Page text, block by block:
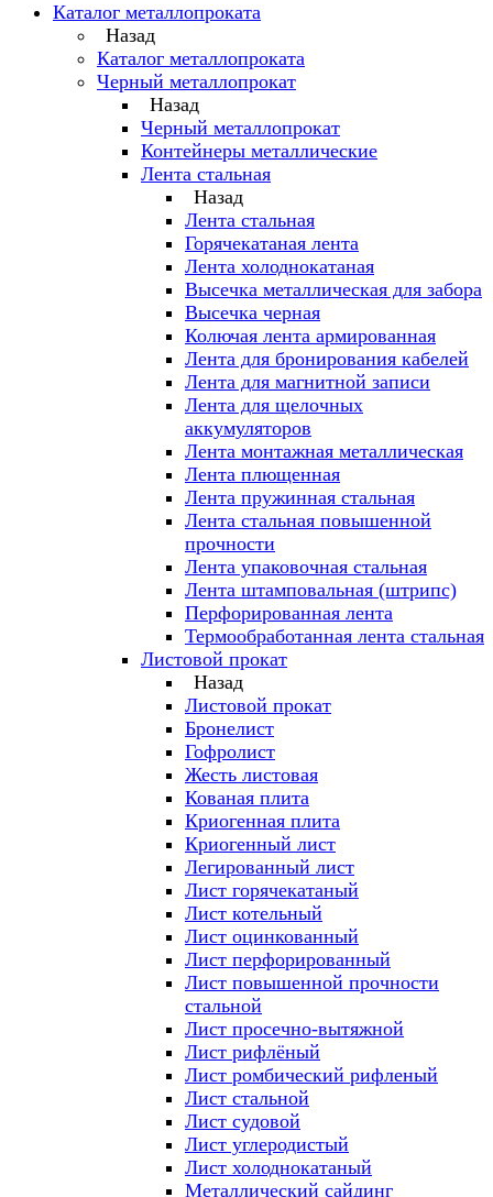
Каталог металлопроката
Назад
Каталог металлопроката
Черный металлопрокат
Назад
Черный металлопрокат
Контейнеры металлические
Лента стальная
Назад
Лента стальная
Горячекатаная лента
Лента холоднокатаная
Высечка металлическая для забора
Высечка черная
Колючая лента армированная
Лента для бронирования кабелей
Лента для магнитной записи
Лента для щелочных
аккумуляторов
Лента монтажная металлическая
Лента плющенная
Лента пружинная стальная
Лента стальная повышенной
прочности
Лента упаковочная стальная
Лента штамповальная (штрипс)
Перфорированная лента
Термообработанная лента стальная
Листовой прокат
Назад
Листовой прокат
Бронелист
Гофролист
Жесть листовая
Кованая плита
Криогенная плита
Криогенный лист
Легированный лист
Лист горячекатаный
Лист котельный
Лист оцинкованный
Лист перфорированный
Лист повышенной прочности
стальной
Лист просечно-вытяжной
Лист рифлёный
Лист ромбический рифленый
Лист стальной
Лист судовой
Лист углеродистый
Лист холоднокатаный
Металлический сайдинг